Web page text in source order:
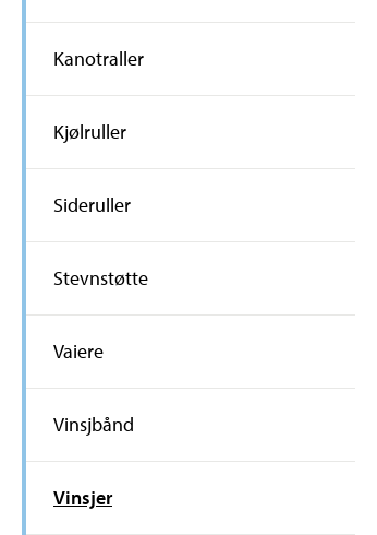
Kanotraller
Kjølruller
Sideruller
Stevnstøtte
Vaiere
Vinsjbånd
Vinsjer